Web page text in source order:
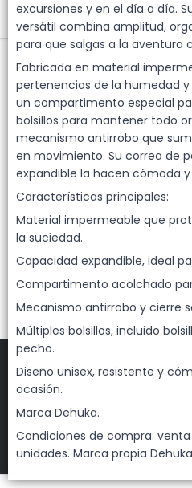
excursiones y en el día a día.
versátil combina amplitud,
para que salgas a la aventura
Fabricada en material
pertenencias de la humedad
un compartimento especial
bolsillos para mantener todo
mecanismo antirrobo que
en movimiento. Su correa de
expandible la hacen cómoda
Características principales:
Material impermeable que
la suciedad.
Capacidad expandible, ideal
Compartimento acolchado
Mecanismo antirrobo y cierre
Múltiples bolsillos, incluido
pecho.
Diseño unisex, resistente y
ocasión.
Marca Dehuka.
Condiciones de compra:
unidades. Marca propia
CONTACTO
Menú
Mochila Unisex Impermeable para
Viajes Color Verde Dehuka Dehuka.
Lista
DEHUKA